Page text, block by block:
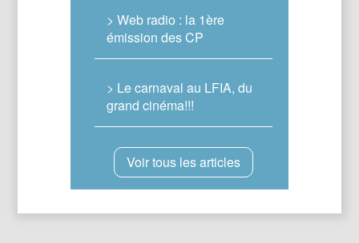
> Web radio : la 1ère
émission des CP
> Le carnaval au LFIA, du
grand cinéma!!!
Voir tous les articles